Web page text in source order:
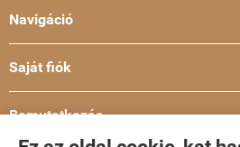
Navigáció
Saját fiók
Bemutatkozás